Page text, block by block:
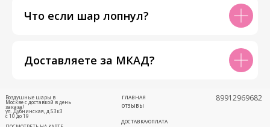
Что если шар лопнул?
Доставляете за МКАД?
ул. Дубнинская, д.53к3
с 10 до 19
ОТЗЫВЫ
ГЛАВНАЯ
ДОСТАВКА/ОПЛАТА
89912969682
Воздушные шары в
Москве с доставкой в день
заказа!